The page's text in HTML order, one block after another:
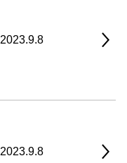
2023.9.8
2023.9.8